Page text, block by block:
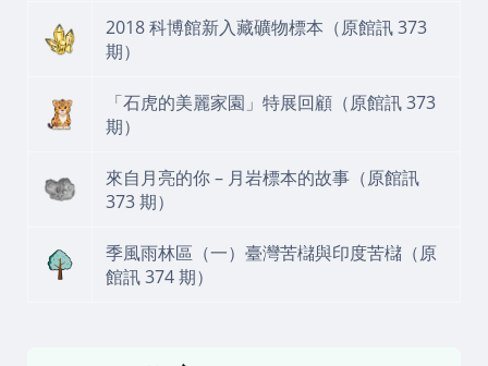
2018 科博館新入藏礦物標本（原館訊 373
期）
「石虎的美麗家園」特展回顧（原館訊 373
期）
來自月亮的你 – 月岩標本的故事（原館訊
373 期）
季風雨林區（一）臺灣苦櫧與印度苦櫧（原
館訊 374 期）